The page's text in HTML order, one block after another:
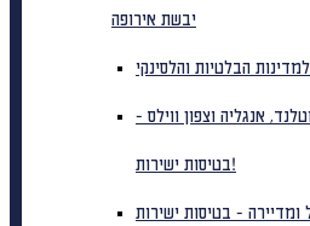
יבשת אירופה
הבלטיות והלסינקי
אנגליה וצפון ווילס -
בטיסות ישירות!